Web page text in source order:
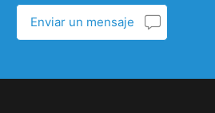
Enviar un mensaje